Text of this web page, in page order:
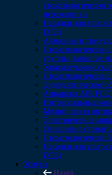
переходники
Насадки для
DTE)
Алмазные и
группы, запасные
Ультразвуковые
Эндодонтическое
Аппараты AIR
Интраоральные
Медицинская
Электрические
Оснащение
Насадки для
DTE)
Услуги
Назад